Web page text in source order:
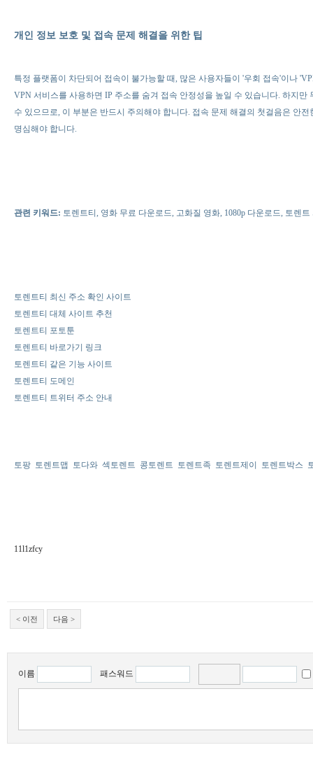
개인 정보 보호 및 접속 문제 해결을 위한 팁
특정 플랫폼이 차단되어 접속이 불가능할 때, 많은 사용자들이 '우회 접속'이나
VPN 서비스를 사용하면 IP 주소를 숨겨 접속 안정성을 높일 수 있습니다. 하지
수 있으므로, 이 부분은 반드시 주의해야 합니다. 접속 문제 해결의 첫걸음은 안
명심해야 합니다.
관련 키워드: 토렌트티, 영화 무료 다운로드, 고화질 영화, 1080p 다운로드, 토렌
토렌트티 최신 주소 확인 사이트
토렌트티 대체 사이트 추천
토렌트티 포토툰
토렌트티 바로가기 링크
토렌트티 같은 기능 사이트
토렌트티 도메인
토렌트티 트위터 주소 안내
토팡 토렌트맵 토다와 섹토렌트 콩토렌트 토렌트족 토렌트제이 토렌트박스
11l1zfcy
< 이전 다음 >
이름 패스워드